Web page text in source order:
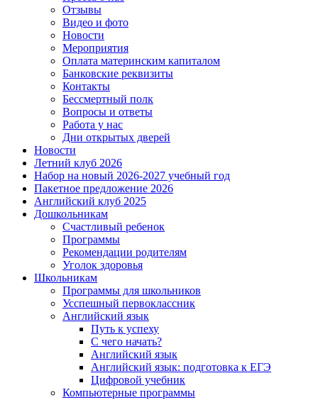
Отзывы
Видео и фото
Новости
Мероприятия
Оплата материнским капиталом
Банковские реквизиты
Контакты
Бессмертный полк
Вопросы и ответы
Работа у нас
Дни открытых дверей
Новости
Летний клуб 2026
Набор на новый 2026-2027 учебный год
Пакетное предложение 2026
Английский клуб 2025
Дошкольникам
Счастливый ребенок
Программы
Рекомендации родителям
Уголок здоровья
Школьникам
Программы для школьников
Усспешный первоклассник
Английский язык
Путь к успеху
С чего начать?
Английский язык
Английский язык: подготовка к ЕГЭ
Цифровой учебник
Компьютерные программы